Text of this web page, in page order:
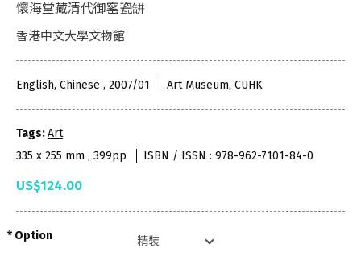
懷海堂藏清代御窰瓷缾
香港中文大學文物館
English, Chinese , 2007/01 Art Museum, CUHK
Tags:Art
335 x 255 mm , 399pp
ISBN / ISSN : 978-962-7101-84-0
US$124.00
Option